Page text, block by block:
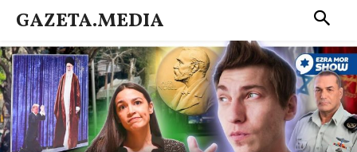
GAZETA.MEDIA